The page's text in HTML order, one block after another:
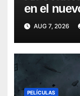
en el
Marvel
AUG 7, 2026
PELÍCULAS